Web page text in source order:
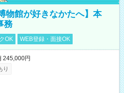
物館が好きなかたへ】本
務
OK WEB登録・面接OK
円
り